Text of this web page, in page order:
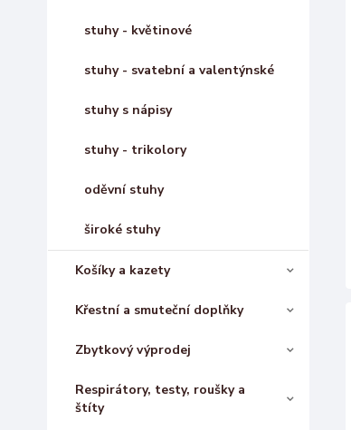
stuhy - květinové
stuhy - svatební a valentýnské
stuhy s nápisy
stuhy - trikolory
oděvní stuhy
široké stuhy
Košíky a kazety
Křestní a smuteční doplňky
Zbytkový výprodej
Respirátory, testy, roušky a
štíty